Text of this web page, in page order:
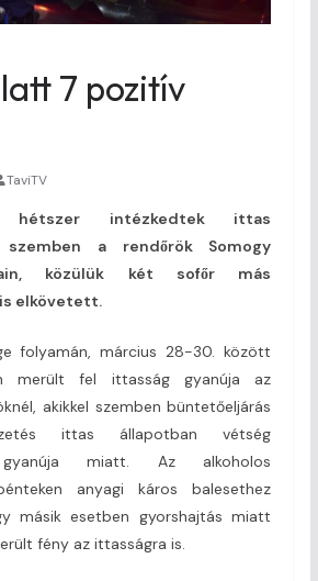
7 pozitív
TaviTV
intézkedtek ittas
szemben a rendőrök Somogy
közülük két sofőr más
elkövetett.
folyamán, március 28-30. között
merült fel ittasság gyanúja az
akikkel szemben büntetőeljárás
ittas állapotban vétség
gyanúja miatt. Az alkoholos
anyagi káros balesethez
másik esetben gyorshajtás miatt
fény az ittasságra is.